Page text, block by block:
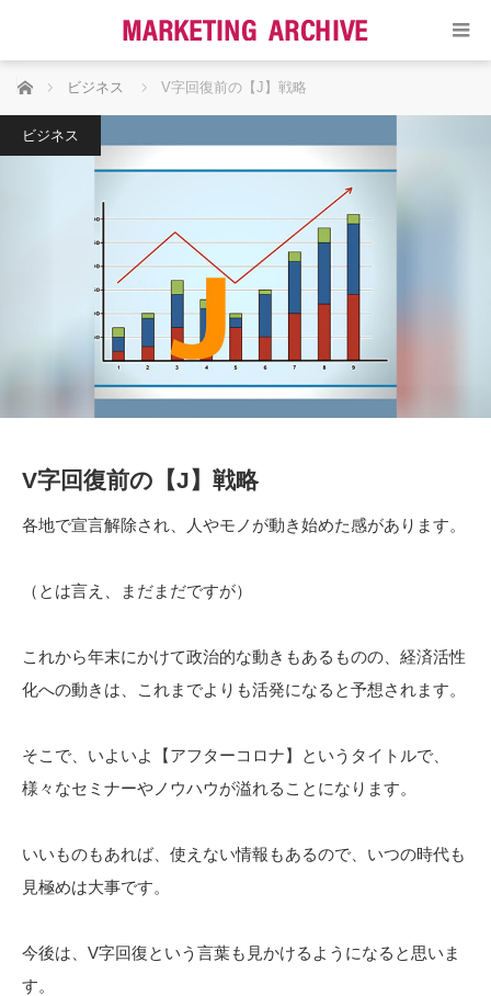
ホーム ビジネス V字回復前の【J】戦略
ビジネス
V字回復前の【J】戦略
各地で宣言解除され、人やモノが動き始めた感があります。
（とは言え、まだまだですが）
これから年末にかけて政治的な動きもあるものの、経済活性
化への動きは、これまでよりも活発になると予想されます。
そこで、いよいよ【アフターコロナ】というタイトルで、
様々なセミナーやノウハウが溢れることになります。
いいものもあれば、使えない情報もあるので、いつの時代も
見極めは大事です。
今後は、V字回復という言葉も見かけるようになると思いま
す。